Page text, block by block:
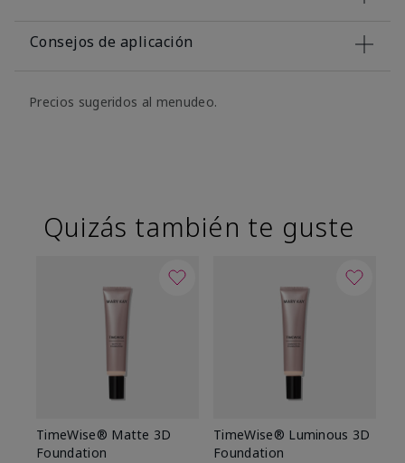
Consejos de aplicación
Precios sugeridos al menudeo.
Quizás también te guste
TimeWise® Matte 3D
Foundation
TimeWise® Luminous 3D
Foundation